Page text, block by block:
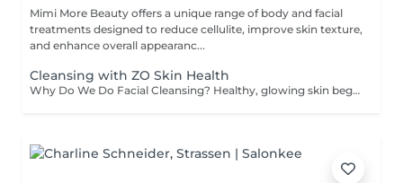
Mimi More Beauty offers a unique range of body and facial
treatments designed to reduce cellulite, improve skin texture,
and enhance overall appearanc...
Cleansing with ZO Skin Health
Why Do We Do Facial Cleansing? Healthy, glowing skin begins with proper cleansing. A professional facial cleansing goes beyond everyday washing, targeting impurities and buildup that regular skincare can't reach. Benefits of Facial Cleansing: - Removes dirt, excess oil, and dead skin cells - Unclogs pores and prevents breakouts - Stimulates blood circulation and skin renewal - Prepares the skin to absorb nourishing products more effectively - Leaves the complexion fresh, smooth, and radiant We perform every facial cleansing using premium ZO Skin Health formulas by Dr. Zein Obagi, providing medical-quality skincare with visible improvements. Recommended age: Facial cleansing is suitable for both women and men starting from the age of 12-15, when the skin often begins to experience excess oil and clogged pores. It is also highly beneficial for adults seeking to maintain healthy, radiant, and youthful-looking skin. Contraindications: Facial cleansing is not recommended in cases of: - Active skin infections or inflammation - Severe acne in the acute stage - Open wounds, cuts, or burns on the face - Skin allergies or individual intolerance to treatment ingredients - Certain dermatological or systemic conditions (consultation required) Before your session, our specialist will carefully assess your skin and offer the most effective treatment for you.